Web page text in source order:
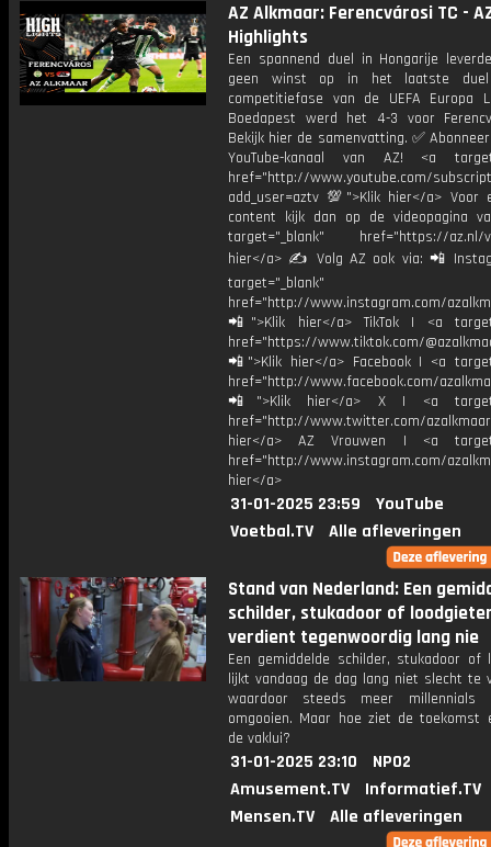
AZ Alkmaar: Ferencvárosi TC -
Highlights
Een spannend duel in Hongarije
geen winst op in het laatste
competitiefase van de UEFA Europa
Boedapest werd het 4-3 voor
Bekijk hier de samenvatting. ✅
YouTube-kanaal van AZ! <a
href="http://www.youtube.com/
add_user=aztv 💯">Klik hier</a> Voor
content kijk dan op de videopagina
target="_blank" href="https://az.nl/
hier</a> ✍ Volg AZ ook via: 📲
target="_blank"
href="http://www.instagram.com/
📲">Klik hier</a> TikTok | <a
href="https://www.tiktok.com/
📲">Klik hier</a> Facebook | <a
href="http://www.facebook.com/
📲">Klik hier</a> X | <a
href="http://www.twitter.com/
hier</a> AZ Vrouwen | <a
href="http://www.instagram.com/
hier</a>
31-01-2025 23:59
YouTube
Voetbal.TV
Alle afleveringen
Stand van Nederland: Een
schilder, stukadoor of
verdient tegenwoordig lang nie
Een gemiddelde schilder, stukadoor of
lijkt vandaag de dag lang niet slecht te
waardoor steeds meer
omgooien. Maar hoe ziet de toekomst
de vaklui?
31-01-2025 23:10
NPO2
Amusement.TV
Informatief.TV
Mensen.TV
Alle afleveringen